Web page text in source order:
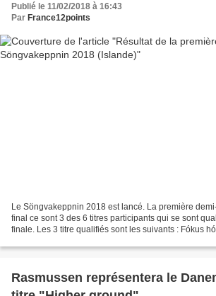
Publié le 11/02/2018 à 16:43
Par France12points
Le Söngvakeppnin 2018 est lancé. La première
final ce sont 3 des 6 titres participants qui se sont
finale. Les 3 titre qualifiés sont les suivants : Fókus
Rasmussen représentera le